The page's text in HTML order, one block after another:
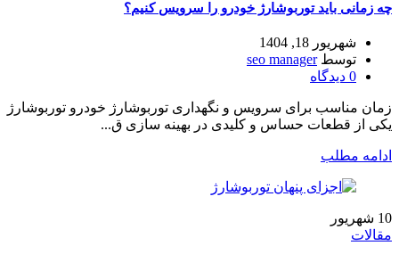
چه زمانی باید توربوشارژ خودرو را سرویس کنیم؟
شهریور 18, 1404
توسط seo manager
0 دیدگاه
زمان مناسب برای سرویس و نگهداری توربوشارژ خودرو توربوشارژ
یکی از قطعات حساس و کلیدی در بهینه سازی ق...
ادامه مطلب
10 شهریور
مقالات